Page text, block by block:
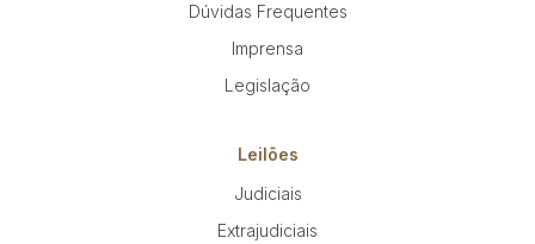
Dúvidas Frequentes
Imprensa
Legislação
Leilões
Judiciais
Extrajudiciais